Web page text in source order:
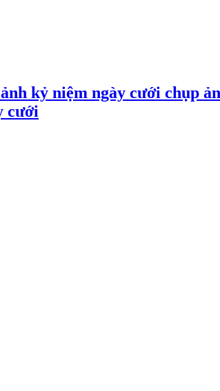
kỷ niệm ngày cưới chụp
cưới